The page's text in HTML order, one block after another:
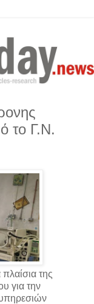
το Γ.Ν.
της
για την